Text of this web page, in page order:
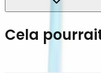
Cela